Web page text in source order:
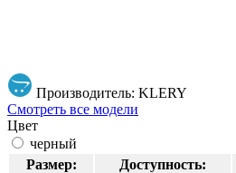
Производитель: KLERY
Смотреть все модели
Цвет
черный
Размер:
Доступность: